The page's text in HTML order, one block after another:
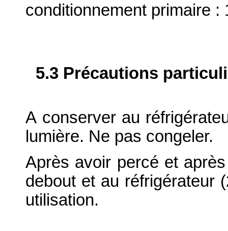
conditionnement primaire :
5.3 Précautions
A conserver au
lumière. Ne pas congeler.
Après avoir percé et
debout et au réfrigérateur
utilisation.